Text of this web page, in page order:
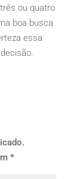
ou quatro
boa busca
essa
*